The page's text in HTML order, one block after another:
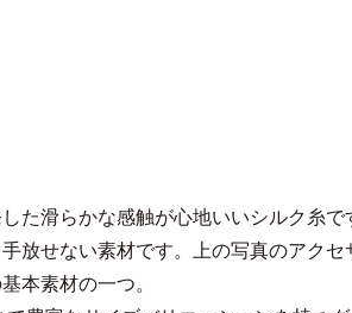
た滑らかな感触が心地いいシルク糸
放せない素材です。上の写真のアク
本素材の一つ。